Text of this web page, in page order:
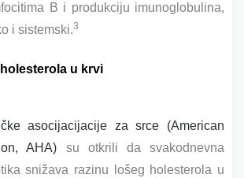
B i produkciju imunoglobulina,
i sistemski.3
u krvi
asocijacijacije za srce (American
AHA) su otkrili da svakodnevna
snižava razinu lošeg holesterola u